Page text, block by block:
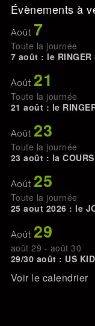
Évènements à
Août 7
Toute la journée
7 août : le RINGER
Août 21
Toute la journée
21 août : le
Août 23
Toute la journée
23 août : la
Août 25
Toute la journée
25 aout 2026 : le
Août 29
août 29 - août 30
29/30 août : US
Voir le calendrier